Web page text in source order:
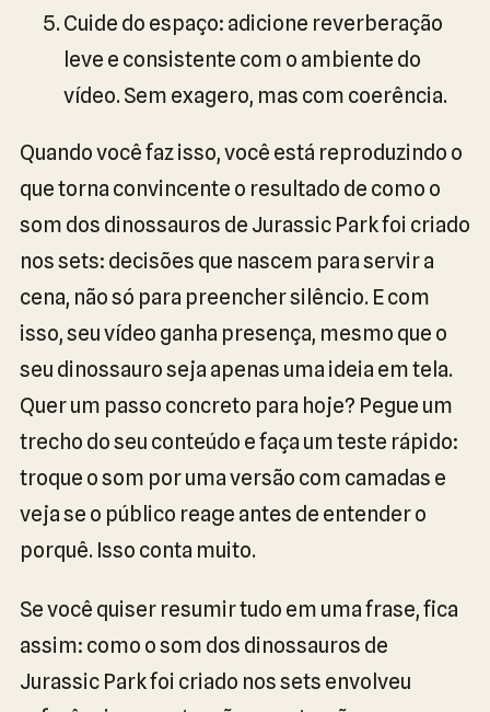
Cuide do espaço: adicione reverberação
leve e consistente com o ambiente do
vídeo. Sem exagero, mas com coerência.
Quando você faz isso, você está reproduzindo o
que torna convincente o resultado de como o
som dos dinossauros de Jurassic Park foi criado
nos sets: decisões que nascem para servir a
cena, não só para preencher silêncio. E com
isso, seu vídeo ganha presença, mesmo que o
seu dinossauro seja apenas uma ideia em tela.
Quer um passo concreto para hoje? Pegue um
trecho do seu conteúdo e faça um teste rápido:
troque o som por uma versão com camadas e
veja se o público reage antes de entender o
porquê. Isso conta muito.
Se você quiser resumir tudo em uma frase, fica
assim: como o som dos dinossauros de
Jurassic Park foi criado nos sets envolveu